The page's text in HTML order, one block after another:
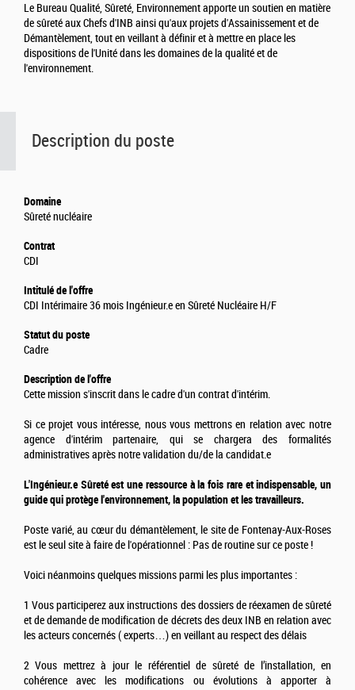
Description du poste
Domaine
Sûreté nucléaire
Contrat
CDI
Intitulé de l'offre
CDI Intérimaire 36 mois Ingénieur.e en Sûreté Nucléaire H/F
Statut du poste
Cadre
Description de l'offre
Cette mission s'inscrit dans le cadre d'un contrat d'intérim.
Si ce projet vous intéresse, nous vous mettrons en relation avec notre
agence d'intérim partenaire, qui se chargera des formalités
administratives après notre validation du/de la candidat.e
L'Ingénieur.e Sûreté est une ressource à la fois rare et indispensable, un
guide qui protège l'environnement, la population et les travailleurs.
Poste varié, au cœur du démantèlement, le site de Fontenay-Aux-Roses
est le seul site à faire de l'opérationnel : Pas de routine sur ce poste !
Voici néanmoins quelques missions parmi les plus importantes :
1 Vous participerez aux instructions des dossiers de réexamen de sûreté
et de demande de modification de décrets des deux INB en relation avec
les acteurs concernés ( experts…) en veillant au respect des délais
2 Vous mettrez à jour le référentiel de sûreté de l’installation, en
cohérence avec les modifications ou évolutions à apporter à
Le Bureau Qualité, Sûreté, Environnement apporte un soutien en matière
de sûreté aux Chefs d'INB ainsi qu'aux projets d'Assainissement et de
Démantèlement, tout en veillant à définir et à mettre en place les
dispositions de l'Unité dans les domaines de la qualité et de
l'environnement.